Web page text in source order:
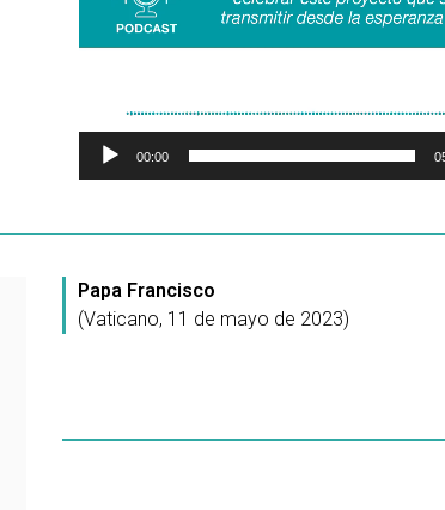
00:00
Papa Francisco
(Vaticano, 11 de mayo de 2023)